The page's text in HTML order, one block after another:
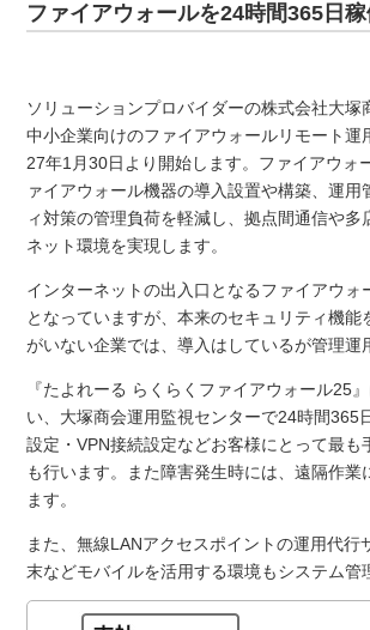
ファイアウォールを24時間365日
ソリューションプロバイダーの株式会社大
中小企業向けのファイアウォールリモート
27年1月30日より開始します。ファイアウォ
ァイアウォール機器の導入設置や構築、運
ィ対策の管理負荷を軽減し、拠点間通信や
ネット環境を実現します。
インターネットの出入口となるファイアウ
となっていますが、本来のセキュリティ機
がいない企業では、導入はしているが管理運
『たよれーる らくらくファイアウォール25
い、大塚商会運用監視センターで24時間365
設定・VPN接続設定などお客様にとって最
も行います。また障害発生時には、遠隔作
ます。
また、無線LANアクセスポイントの運用代
末などモバイルを活用する環境もシステム管